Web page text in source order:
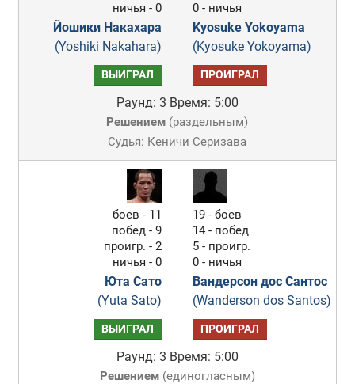
ничья - 0
Йошики Накахара
(Yoshiki Nakahara)
0 - ничья
Kyosuke Yokoyama
(Kyosuke Yokoyama)
ВЫИГРАЛ ПРОИГРАЛ
Раунд: 3 Время: 5:00
Решением (раздельным)
Судья: Кеничи Серизава
боев - 11
побед - 9
проигр. - 2
ничья - 0
Юта Сато
(Yuta Sato)
19 - боев
14 - побед
5 - проигр.
0 - ничья
Вандерсон дос Сантос
(Wanderson dos Santos)
ВЫИГРАЛ ПРОИГРАЛ
Раунд: 3 Время: 5:00
Решением(единогласным)